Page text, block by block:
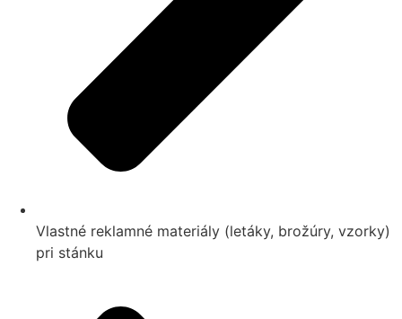
Vlastné reklamné materiály (letáky, brožúry, vzorky)
pri stánku